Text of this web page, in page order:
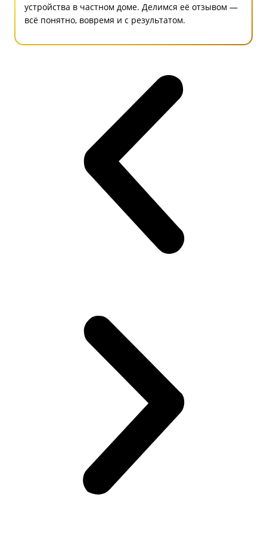
устройства в частном доме. Делимся её отзывом —
всё понятно, вовремя и с результатом.